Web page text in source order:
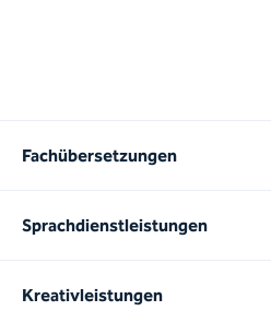
Fachübersetzungen
Sprachdienstleistungen
Kreativleistungen